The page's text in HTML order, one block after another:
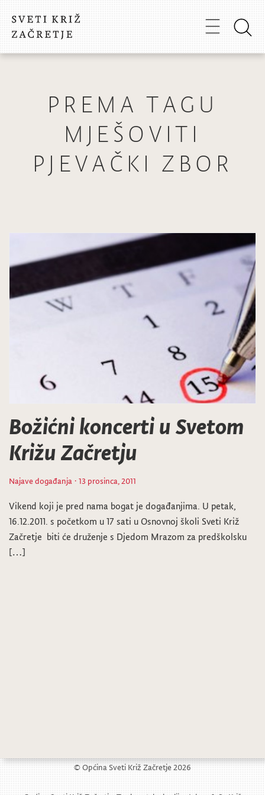
PREMA TAGU
MJEŠOVITI
PJEVAČKI ZBOR
Božićni koncerti u Svetom
Križu Začretju
Najave događanja · 13 prosinca, 2011
Vikend koji je pred nama bogat je događanjima. U petak,
16.12.2011. s početkom u 17 sati u Osnovnoj školi Sveti Križ
Začretje biti će druženje s Djedom Mrazom za predškolsku
[…]
© Općina Sveti Križ Začretje 2026